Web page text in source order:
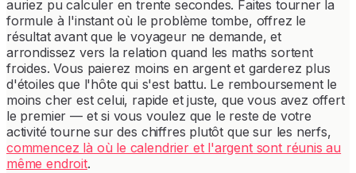
auriez pu calculer en trente secondes. Faites tourner la
formule à l'instant où le problème tombe, offrez le
résultat avant que le voyageur ne demande, et
arrondissez vers la relation quand les maths sortent
froides. Vous paierez moins en argent et garderez plus
d'étoiles que l'hôte qui s'est battu. Le remboursement le
moins cher est celui, rapide et juste, que vous avez offert
le premier — et si vous voulez que le reste de votre
activité tourne sur des chiffres plutôt que sur les nerfs,
commencez là où le calendrier et l'argent sont réunis au
même endroit.